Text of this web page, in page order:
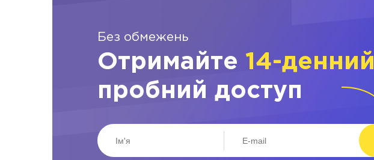
Без обмежень
Отримайте 14-денний
пробний доступ